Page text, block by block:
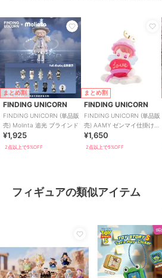
まとめ割
FINDING UNICORN
FINDING UNICORN (単品販
売) Molinta 追光 ブラインド
¥1,925
2点以上で5%OFF
まとめ割
FINDING UNICORN
FINDING UNICORN (単品販
売) AAMY ゼンマイ仕掛けの
¥1,650
2点以上で5%OFF
フィギュアの類似アイテム